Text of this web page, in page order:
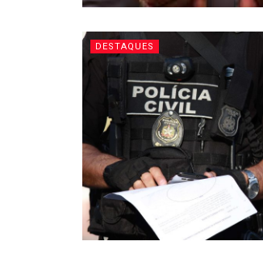
DESTAQUES